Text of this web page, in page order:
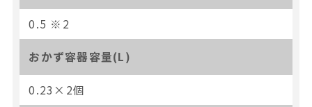
0.5 ※2
おかず容器容量(L)
0.23×2個